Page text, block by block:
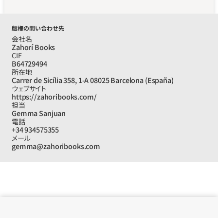
版権の問い合わせ先
会社名
Zahorí Books
CIF
B64729494
所在地
Carrer de Sicília 358, 1-A 08025 Barcelona (España)
ウェブサイト
https://zahoribooks.com/
担当
Gemma Sanjuan
電話
+34 934575355
メール
gemma@zahoribooks.com